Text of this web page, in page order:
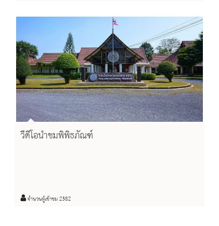
วีดีโอนำชมพิพิธภัณฑ์
จำนวนผู้เข้าชม 2382